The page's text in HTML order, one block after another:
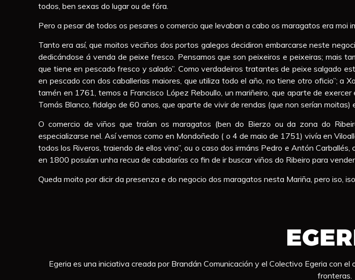
todos, ben sexas do lugar ou de fóra.
Pero a pesar de todos os pesares o comercio que levaban a cabo os maragatos era moi
Tanto era así, que moitos veciños dos portos galegos decidiron embarcarse neste
dedicándose á venda de peixe fresco. Pensamos que son peixeiros e peixeiras; mais
que tiene en pescado fresco y salado”. Como verdadeiros tratantes de peixe salgado
en pescado con dos caballerias maiores, que utiliza todo el año, no tiene otro oficio”; a
tamén en 1761, temos a Francisco López Reboullo, un mariñeiro, que aparte de
Tomás Blanco, fidalgo de 60 anos, que aparte de vivir de rendas (que non serían
O comercio de viños que traían os maragatos (ben do Bierzo ou da zona do
especializarse nel. Así vemos como en Mondoñedo ( o 4 de maio de 1751) vivía en
todos los Riveros, traiendo de ellos vino”, ou o caso dos irmáns Pedro e Antón
en 1800 posuían unha recua de cabalarías co fin de ir buscar viños do Ribeiro para
Queda moito por dicir da presenza e do negocio dos maragatos nesta Mariña, pero iso,
Egeria es una iniciativa creada por Brandán Comunicación y el Colectivo Egeria con
fronteras.